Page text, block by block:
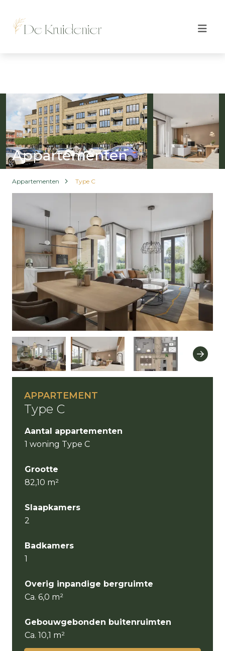
Appartementen
Appartementen Type C
APPARTEMENT
Type C
Aantal appartementen
1 woning Type C
Grootte
82,10 m²
Slaapkamers
2
Badkamers
1
Overig inpandige bergruimte
Ca. 6,0 m²
Gebouwgebonden buitenruimten
Ca. 10,1 m²